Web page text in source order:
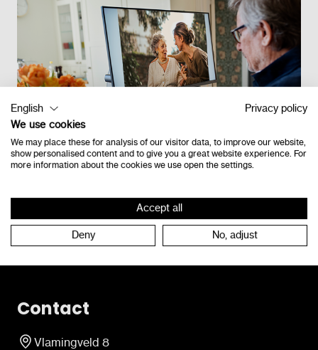
Retour à l'étage
Contact
Vlamingveld 8
English
Privacy policy
We use cookies
We may place these for analysis of our visitor data, to improve our website,
show personalised content and to give you a great website experience. For
more information about the cookies we use open the settings.
Accept all
Deny No, adjust